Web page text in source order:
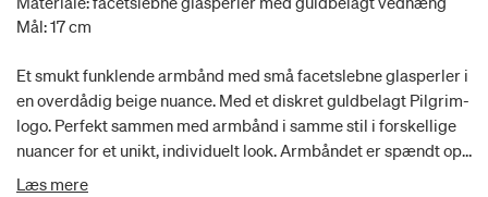
Mål: 17 cm
Et smukt funklende armbånd med små facetslebne glasperler i
en overdådig beige nuance. Med et diskret guldbelagt Pilgrim-
logo. Perfekt sammen med armbånd i samme stil i forskellige
nuancer for et unikt, individuelt look. Armbåndet er spændt op
med slidstærk lycra-elastik og passer til de fleste håndled. Det
Læs mere